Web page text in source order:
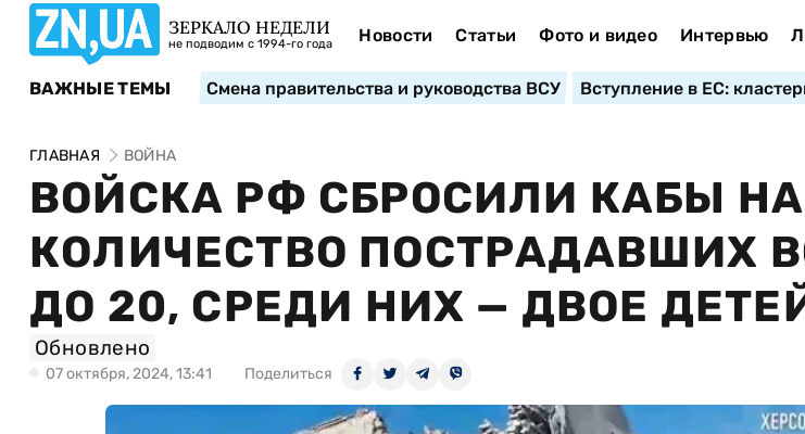
ЗЕРКАЛО НЕДЕЛИ
не подводим с 1994-го года Новости Статьи Фото и видео Интервью
ВАЖНЫЕ ТЕМЫ Смена правительства и руководства ВСУ Вступление в ЕС:
ГЛАВНАЯ ВОЙНА
ВОЙСКА РФ СБРОСИЛИ КАБЫ
КОЛИЧЕСТВО ПОСТРАДАВШИХ
ДО 20, СРЕДИ НИХ — ДВОЕ
Обновлено
07 октября, 2024, 13:41 Поделиться